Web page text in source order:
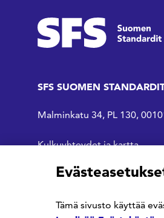
SFS SUOMEN
Malminkatu 34, PL 130,
Kulkuyhteydet ja kartta
SFSSFSSFS
Tämä sivusto käyttää